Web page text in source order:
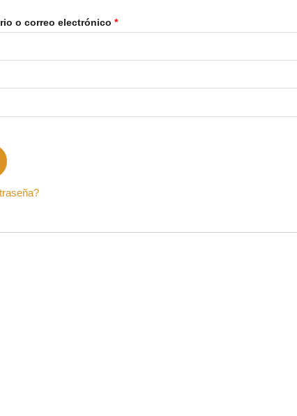
o correo electrónico *